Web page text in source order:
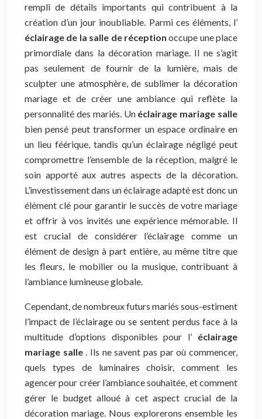
rempli de détails importants qui contribuent à la
création d’un jour inoubliable. Parmi ces éléments, l’
éclairage de la salle de réceptionoccupe une place
primordiale dans la décoration mariage. Il ne s’agit
pas seulement de fournir de la lumière, mais de
sculpter une atmosphère, de sublimer la décoration
mariage et de créer une ambiance qui reflète la
personnalité des mariés. Un éclairage mariage salle
bien pensé peut transformer un espace ordinaire en
un lieu féérique, tandis qu’un éclairage négligé peut
compromettre l’ensemble de la réception, malgré le
soin apporté aux autres aspects de la décoration.
L’investissement dans un éclairage adapté est donc un
élément clé pour garantir le succès de votre mariage
et offrir à vos invités une expérience mémorable. Il
est crucial de considérer l’éclairage comme un
élément de design à part entière, au même titre que
les fleurs, le mobilier ou la musique, contribuant à
l’ambiance lumineuse globale.
Cependant, de nombreux futurs mariés sous-estiment
l’impact de l’éclairage ou se sentent perdus face à la
multitude d’options disponibles pour l’ éclairage
mariage salle. Ils ne savent pas par où commencer,
quels types de luminaires choisir, comment les
agencer pour créer l’ambiance souhaitée, et comment
gérer le budget alloué à cet aspect crucial de la
décoration mariage. Nous explorerons ensemble les